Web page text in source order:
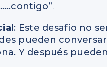
: Este desafío no
pueden
Y después